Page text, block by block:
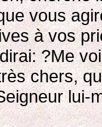
vous
à vos
?Me
chers,
lui-